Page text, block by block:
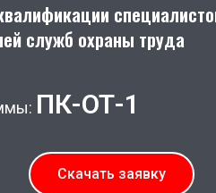
служб охраны труда
ПК-ОТ-1
Скачать заявку